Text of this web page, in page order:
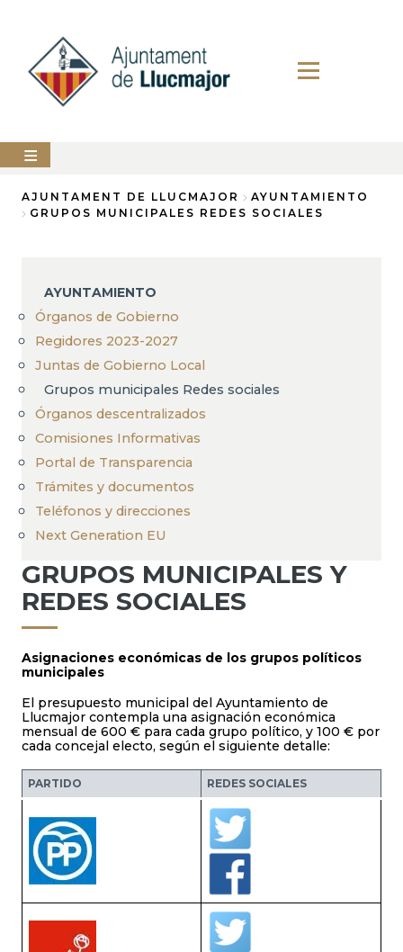
contenido
principal
AYUNTAMIENTO
PERFIL
CONTRATANTE
ANUNCIOS
de
ayuda
a
la
navegación
AJUNTAMENT DE LLUCMAJOR
AYUNTAMIENTO
GRUPOS MUNICIPALES REDES SOCIALES
AYUNTAMIENTO
Órganos de Gobierno
Regidores 2023-2027
Juntas de Gobierno Local
Grupos municipales Redes sociales
Órganos descentralizados
Comisiones Informativas
Portal de Transparencia
Trámites y documentos
Teléfonos y direcciones
Next Generation EU
GRUPOS MUNICIPALES Y
REDES SOCIALES
Asignaciones económicas de los grupos políticos
municipales
El presupuesto municipal del Ayuntamiento de
Llucmajor contempla una asignación económica
mensual de 600 € para cada grupo político, y 100 € por
cada concejal electo, según el siguiente detalle:
PARTIDO REDES SOCIALES